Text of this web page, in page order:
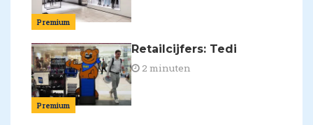
Premium
Premium
Retailcijfers: Tedi
2 minuten